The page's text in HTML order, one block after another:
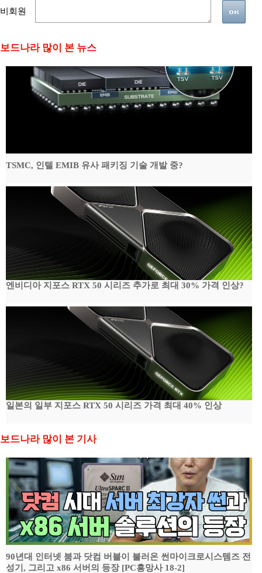
비회원
보드나라 많이 본 뉴스
TSMC, 인텔 EMIB 유사 패키징 기술 개발 중?
엔비디아 지포스 RTX 50 시리즈 추가로 최대 30% 가격 인상?
일본의 일부 지포스 RTX 50 시리즈 가격 최대 40% 인상
보드나라 많이 본 기사
90년대 인터넷 붐과 닷컴 버블이 불러온 썬마이크로시스템즈 전
성기, 그리고 x86 서버의 등장 [PC흥망사 18-2]